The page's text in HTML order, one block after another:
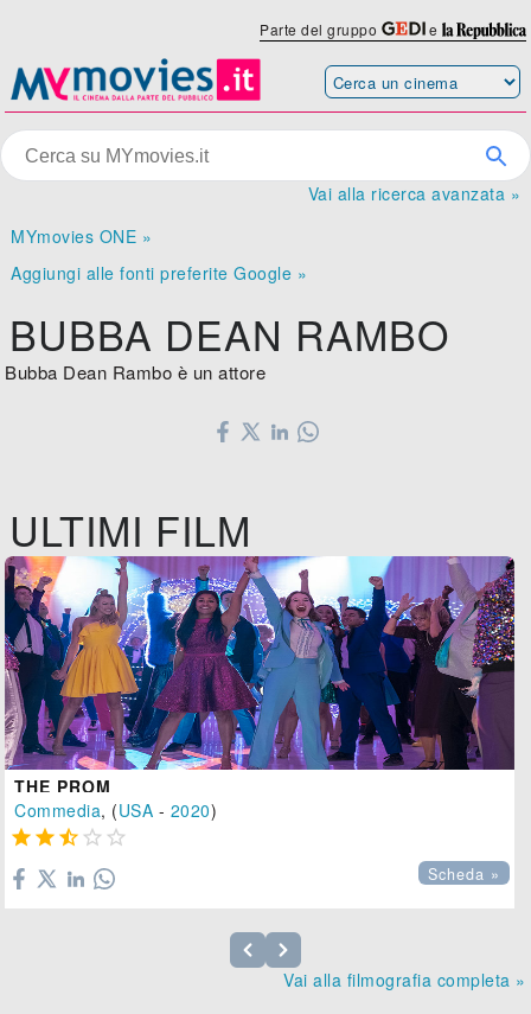
Parte del gruppo e
Vai alla ricerca avanzata »
MYmovies ONE »
Aggiungi alle fonti preferite Google »
BUBBA DEAN RAMBO
Bubba Dean Rambo è un attore
ULTIMI FILM
THE PROM
Commedia, (USA - 2020)
    
Scheda »
Vai alla filmografia completa »